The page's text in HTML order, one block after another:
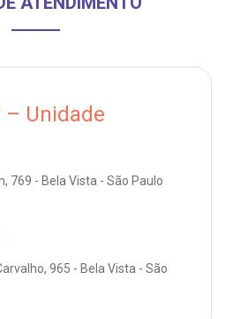
mais
– Unidade
769 - Bela Vista - São Paulo
965 - Bela Vista - São